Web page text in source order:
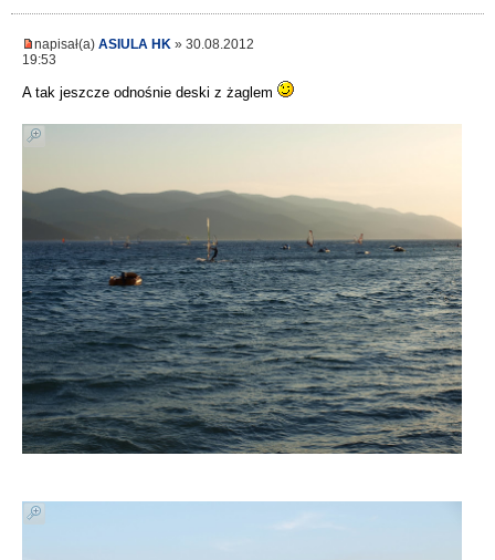
napisał(a) ASIULA HK » 30.08.2012
19:53
A tak jeszcze odnośnie deski z żaglem